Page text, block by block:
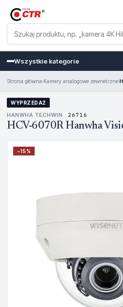
Wszystkie kategorie
Strona główna›Kamery analogowe zewnetrzne›
WYPRZEDAŻ
HANWHA TECHWIN · 26716
HCV-6070R Hanwha
−15%